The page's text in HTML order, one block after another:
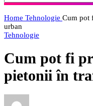
Home Tehnologie Cum pot
urban
Tehnologie
Cum pot fi
pietonii în